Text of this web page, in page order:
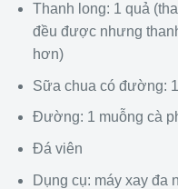
Thanh long: 1 quả
đều được nhưng
hơn)
Sữa chua có đường:
Đường: 1 muỗng cà
Đá viên
Dụng cụ: máy xay đa